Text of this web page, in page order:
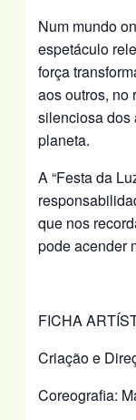
Num mundo
espetáculo
força
aos outros, no
silenciosa dos
planeta.
A “Festa da
que nos
pode acender
FICHA
Criação e
Coreografia: